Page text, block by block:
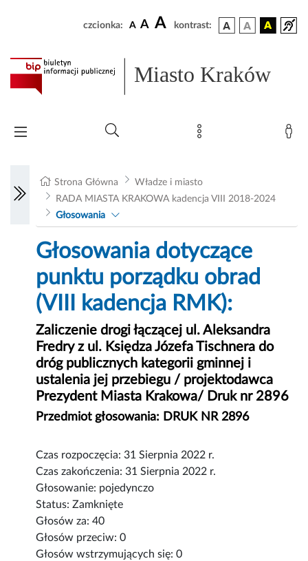
czcionka: A A A kontrast:
Miasto Kraków
Strona Główna
Władze i miasto
RADA MIASTA KRAKOWA kadencja VIII 2018-2024
Głosowania
Głosowania dotyczące
punktu porządku obrad
(VIII kadencja RMK):
Zaliczenie drogi łączącej ul. Aleksandra
Fredry z ul. Księdza Józefa Tischnera do
dróg publicznych kategorii gminnej i
ustalenia jej przebiegu / projektodawca
Prezydent Miasta Krakowa/ Druk nr 2896
Przedmiot głosowania: DRUK NR 2896
Czas rozpoczęcia: 31 Sierpnia 2022 r.
Czas zakończenia: 31 Sierpnia 2022 r.
Głosowanie: pojedynczo
Status: Zamknięte
Głosów za: 40
Głosów przeciw: 0
Głosów wstrzymujących się: 0